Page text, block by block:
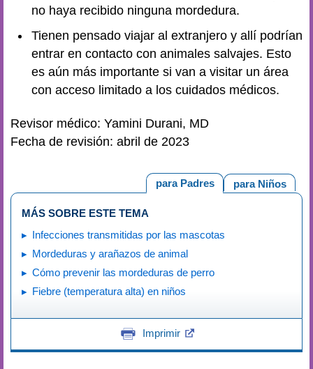
no haya recibido ninguna mordedura.
Tienen pensado viajar al extranjero y allí podrían
entrar en contacto con animales salvajes. Esto
es aún más importante si van a visitar un área
con acceso limitado a los cuidados médicos.
Revisor médico: Yamini Durani, MD
Fecha de revisión: abril de 2023
para Niños
para Padres
MÁS SOBRE ESTE TEMA
Infecciones transmitidas por las mascotas
Mordeduras y arañazos de animal
Cómo prevenir las mordeduras de perro
Fiebre (temperatura alta) en niños
Imprimir